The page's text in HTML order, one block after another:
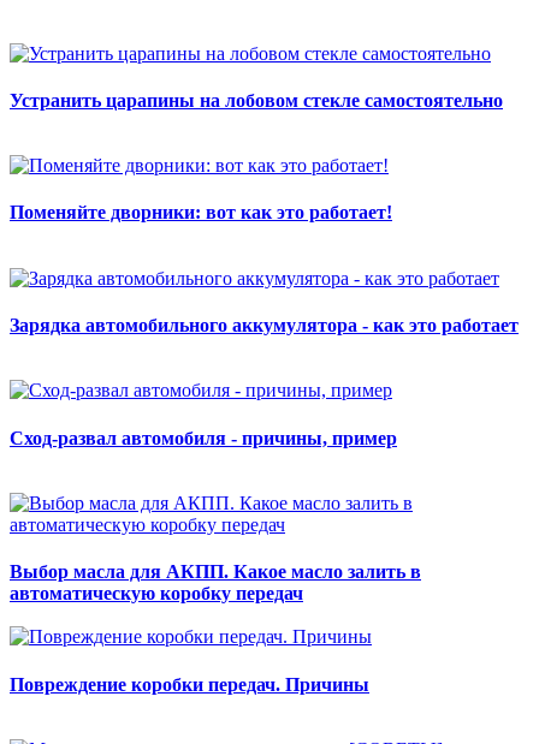
Устранить царапины на лобовом стекле самостоятельно
Поменяйте дворники: вот как это работает!
Зарядка автомобильного аккумулятора - как это работает
Сход-развал автомобиля - причины, пример
Выбор масла для АКПП. Какое масло залить в
автоматическую коробку передач
Повреждение коробки передач. Причины